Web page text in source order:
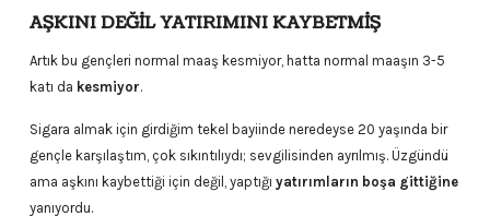
AŞKINI DEĞİL YATIRIMINI KAYBETMİŞ
Artık bu gençleri normal maaş kesmiyor, hatta normal maaşın 3-5
katı da kesmiyor.
Sigara almak için girdiğim tekel bayiinde neredeyse 20 yaşında bir
gençle karşılaştım, çok sıkıntılıydı; sevgilisinden ayrılmış. Üzgündü
ama aşkını kaybettiği için değil, yaptığı yatırımların boşa gittiğine
yanıyordu.